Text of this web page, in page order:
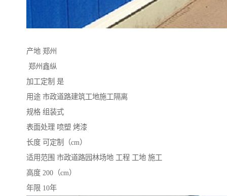
产地 郑州
郑州鑫纵
加工定制 是
用途 市政道路建筑工地施工隔离
规格 组装式
表面处理 喷塑 烤漆
长度 可定制（cm）
适用范围 市政道路园林场地 工程 工地 施工
高度 200（cm）
年限 10年